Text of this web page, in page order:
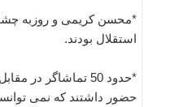
*محسن کریمی و روزبه
استقلال بودند.
*حدود 50 تماشاگر
حضور داشتند که نمی